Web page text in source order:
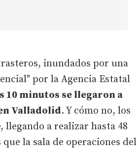
inundados por una
por la Agencia Estatal
10 minutos se llegaron a
Valladolid. Y cómo no, los
llegando a realizar hasta 48
la sala de operaciones del